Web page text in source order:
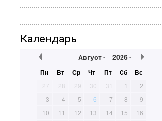
Календарь
Август 2026
Пн Вт Ср Чт Пт Сб Вс
27 28 29 30 31 1
2
3
4 5 6 7 8
9
10
11 12 13 14 15
16